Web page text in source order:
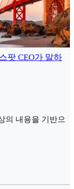
팟 CEO가 말하
의 내용을 기반으